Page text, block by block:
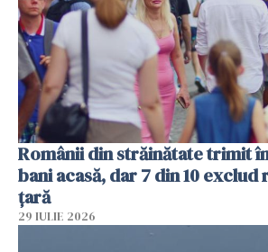
Românii din străinătate trimit
bani acasă, dar 7 din 10
țară
29 IULIE 2026